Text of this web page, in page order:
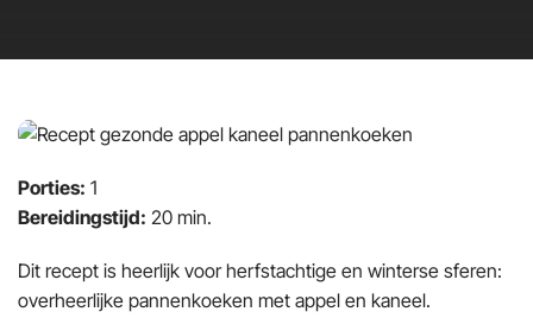
Porties: 1
Bereidingstijd: 20 min.
Dit recept is heerlijk voor herfstachtige en winterse sferen:
overheerlijke pannenkoeken met appel en kaneel.